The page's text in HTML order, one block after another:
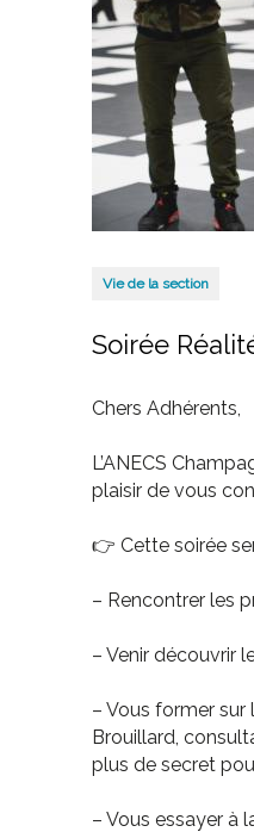
Vie de la section
Soirée
Chers Adhérents,
L’ANECS
plaisir de vous
👉 Cette soirée
– Rencontrer les
– Venir découvrir
– Vous former
Brouillard,
plus de secret
– Vous essayer à